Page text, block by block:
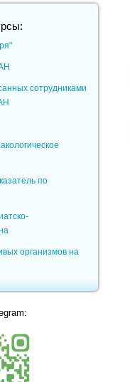
сотрудниками
по
организмов на